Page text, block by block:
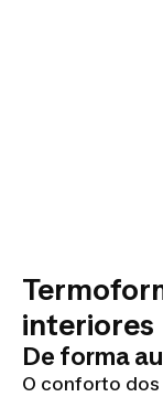
interiores
De forma
O conforto dos